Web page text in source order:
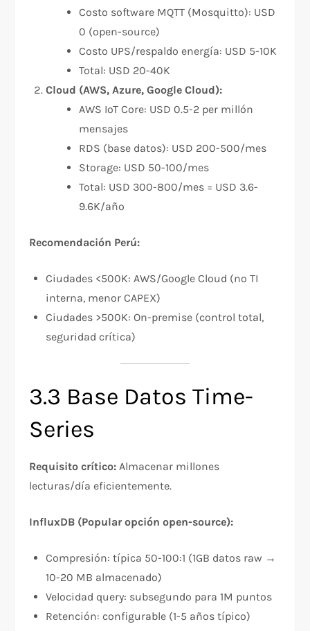
Costo software MQTT (Mosquitto): USD
0 (open-source)
Costo UPS/respaldo energía: USD 5-10K
Total: USD 20-40K
Cloud (AWS, Azure, Google Cloud):
AWS IoT Core: USD 0.5-2 per millón
mensajes
RDS (base datos): USD 200-500/mes
Storage: USD 50-100/mes
Total: USD 300-800/mes = USD 3.6-
9.6K/año
Recomendación Perú:
Ciudades <500K: AWS/Google Cloud (no TI
interna, menor CAPEX)
Ciudades >500K: On-premise (control total,
seguridad crítica)
3.3 Base Datos Time-
Series
Requisito crítico: Almacenar millones
lecturas/día eficientemente.
InfluxDB (Popular opción open-source):
Compresión: típica 50-100:1 (1GB datos raw →
10-20 MB almacenado)
Velocidad query: subsegundo para 1M puntos
Retención: configurable (1-5 años típico)